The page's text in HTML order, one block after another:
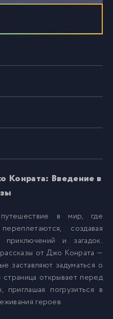
Конрата: Введение в
в мир, где
создавая
приключений и загадок.
от Джо Конрата —
заставляют задуматься о
страница открывает перед
приглашая погрузиться в
героев.